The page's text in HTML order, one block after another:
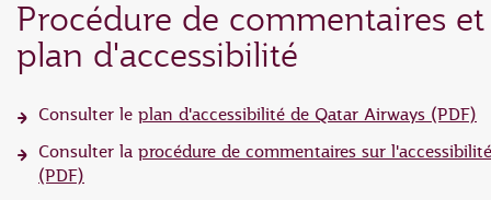
Procédure de commentaires et
plan d'accessibilité
Consulter le plan d'accessibilité de Qatar Airways (PDF)
Consulter la procédure de commentaires sur l'accessibilité
(PDF)